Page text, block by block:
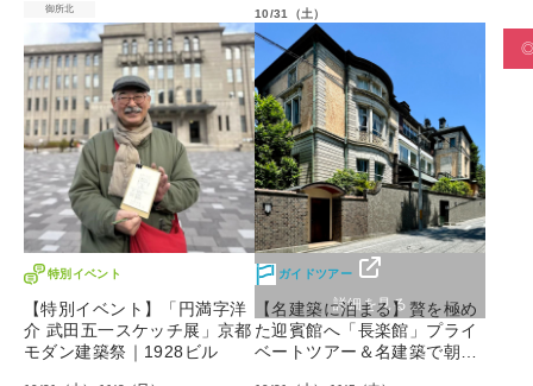
御所北 10/31（土）
特別イベント
【特別イベント】「円満字洋
介 武田五一スケッチ展」京都
モダン建築祭｜1928ビル
◎
詳細を見る
ガイドツアー
【名建築に泊まる】贅を極め
た迎賓館へ「長楽館」プライ
ベートツアー＆名建築で朝食